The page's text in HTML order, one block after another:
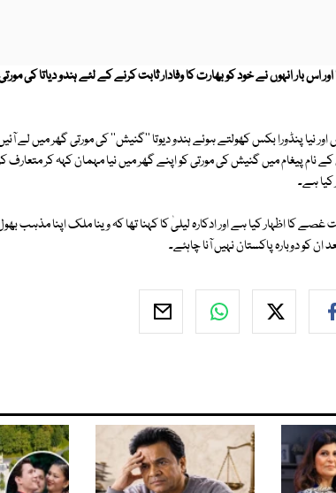
اس بار انہوں نے خود کو بھارت کا وفادار ثابت کرنے کے لئے ہندو دیاتا کی
نیا پنڈورا بکس کھولتے ہوئے ہندو دیوتا ''گنیش'' کی مورتی گھر میں لے
نام پیغام میں گنیش کی مورتی کو اپنے گھر میں نیا مہمان کہہ کر متعارف
ہے۔
کا اظہار کیا ہے اور ادکارہ لیلیٰ کا کہنا تھا کہ وینا ملک اپنا مذہب
دوبارہ پاکستان نہیں آنا چاہئے۔